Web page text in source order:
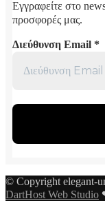
Εγγραφείτε στο
προσφορές μας.
Διεύθυνση Email *
© Copyright elegant-
DartHost Web Studio